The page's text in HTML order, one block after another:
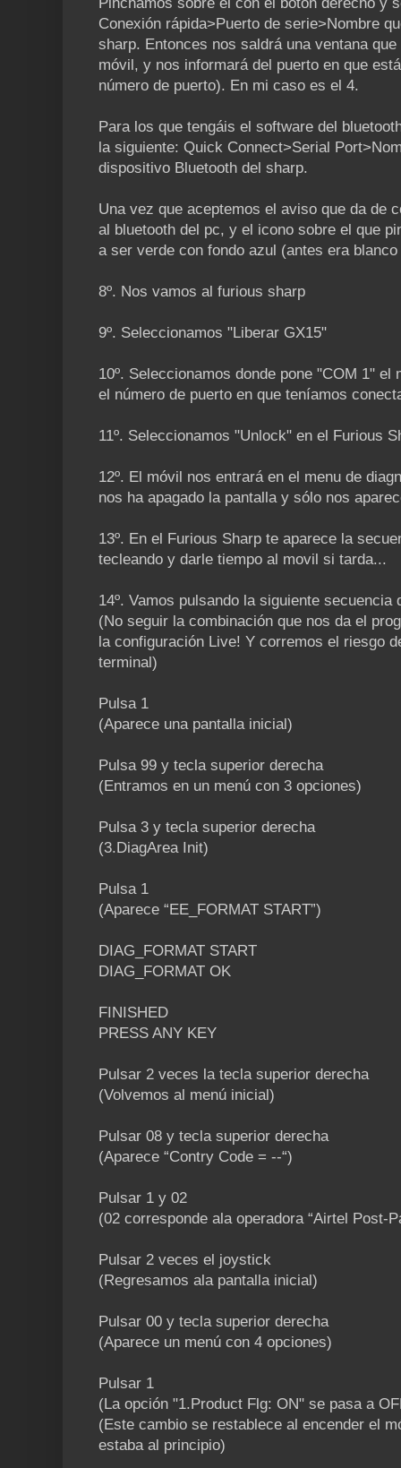
Conexión rápida>Puerto de serie>Nombre
sharp. Entonces nos saldrá una ventana
móvil, y nos informará del puerto en que
número de puerto). En mi caso es el 4.
Para los que tengáis el software del
la siguiente: Quick Connect>Serial
dispositivo Bluetooth del sharp.
Una vez que aceptemos el aviso que da de
al bluetooth del pc, y el icono sobre el que
a ser verde con fondo azul (antes era
8º. Nos vamos al furious sharp
9º. Seleccionamos "Liberar GX15"
10º. Seleccionamos donde pone "COM 1" el
el número de puerto en que teníamos
11º. Seleccionamos "Unlock" en el Furious
12º. El móvil nos entrará en el menu de
nos ha apagado la pantalla y sólo nos
13º. En el Furious Sharp te aparece la
tecleando y darle tiempo al movil si tarda...
14º. Vamos pulsando la siguiente secuencia
(No seguir la combinación que nos da el
la configuración Live! Y corremos el riesgo
terminal)
Pulsa 1
(Aparece una pantalla inicial)
Pulsa 99 y tecla superior derecha
(Entramos en un menú con 3 opciones)
Pulsa 3 y tecla superior derecha
(3.DiagArea Init)
Pulsa 1
(Aparece “EE_FORMAT START”)
DIAG_FORMAT START
DIAG_FORMAT OK
FINISHED
PRESS ANY KEY
Pulsar 2 veces la tecla superior derecha
(Volvemos al menú inicial)
Pulsar 08 y tecla superior derecha
(Aparece “Contry Code = --“)
Pulsar 1 y 02
(02 corresponde ala operadora “Airtel Post-
Pulsar 2 veces el joystick
(Regresamos ala pantalla inicial)
Pulsar 00 y tecla superior derecha
(Aparece un menú con 4 opciones)
Pulsar 1
(La opción "1.Product Flg: ON" se pasa a
(Este cambio se restablece al encender el
estaba al principio)